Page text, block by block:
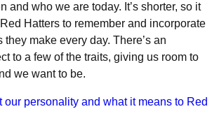
and who we are today. It’s shorter, so it
Hatters to remember and incorporate
make every day. There’s an
to a few of the traits, giving us room to
we want to be.
our personality and what it means to Red